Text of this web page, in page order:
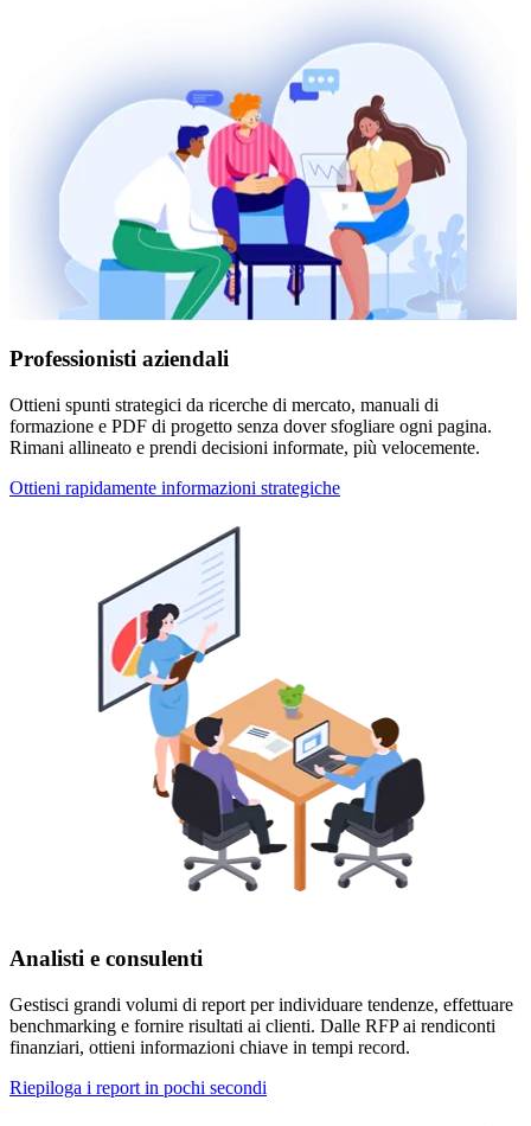
Professionisti aziendali
Ottieni spunti strategici da ricerche di mercato, manuali di
formazione e PDF di progetto senza dover sfogliare ogni pagina.
Rimani allineato e prendi decisioni informate, più velocemente.
Ottieni rapidamente informazioni strategiche
Analisti e consulenti
Gestisci grandi volumi di report per individuare tendenze, effettuare
benchmarking e fornire risultati ai clienti. Dalle RFP ai rendiconti
finanziari, ottieni informazioni chiave in tempi record.
Riepiloga i report in pochi secondi